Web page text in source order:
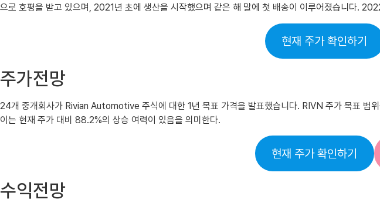
으로 호평을 받고 있으며, 2021년 초에 생산을 시작했으며 같은 해 말에 첫 배송이 이루어졌습니다.
현재 주가 확인하기
주가전망
24개 중개회사가 Rivian Automotive 주식에 대한 1년 목표 가격을 발표했습니다. RIVN 주가 목표
이는 현재 주가 대비 88.2%의 상승 여력이 있음을 의미한다.
현재 주가 확인하기
수익전망